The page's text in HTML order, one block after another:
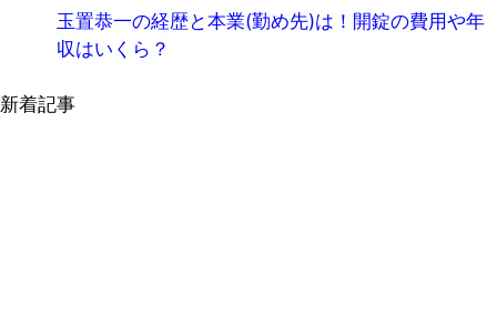
玉置恭一の経歴と本業(勤め先)は！開錠の費用や年
収はいくら？
新着記事